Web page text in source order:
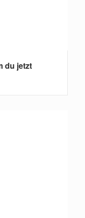
du jetzt